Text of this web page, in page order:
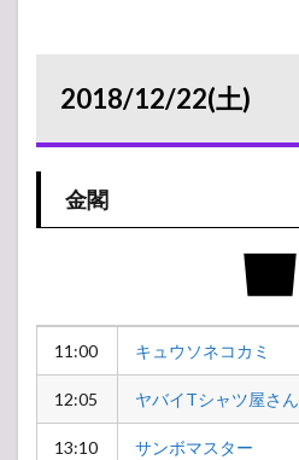
2018/12/22(土)
金閣
11:00 キュウソネコカミ
12:05 ヤバイTシャツ屋さん
13:10 サンボマスター